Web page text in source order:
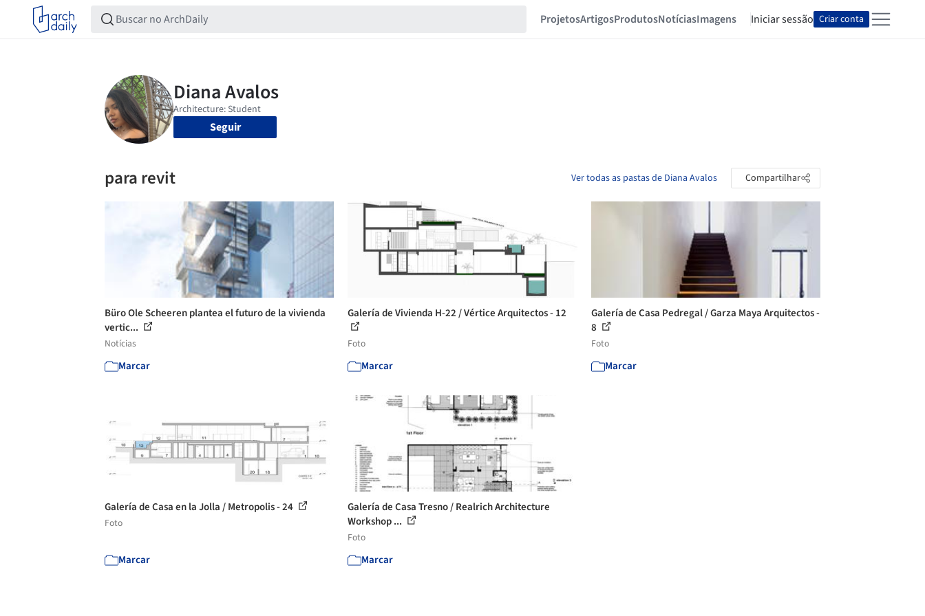
ProjetosArtigosProdutosNotíciasImagens Iniciar sessão Criar conta
Seguir
para revit Ver todas as pastas de Diana Avalos Compartilhar
Büro Ole Scheeren plantea el futuro de la vivienda
vertic...
Notícias
Marcar
Galería de Vivienda H-22 / Vértice Arquitectos - 12
Foto
Marcar
Galería de Casa Pedregal / Garza Maya Arquitectos -
8
Foto
Marcar
Galería de Casa en la Jolla / Metropolis - 24
Foto
Marcar
Galería de Casa Tresno / Realrich Architecture
Workshop ...
Foto
Marcar